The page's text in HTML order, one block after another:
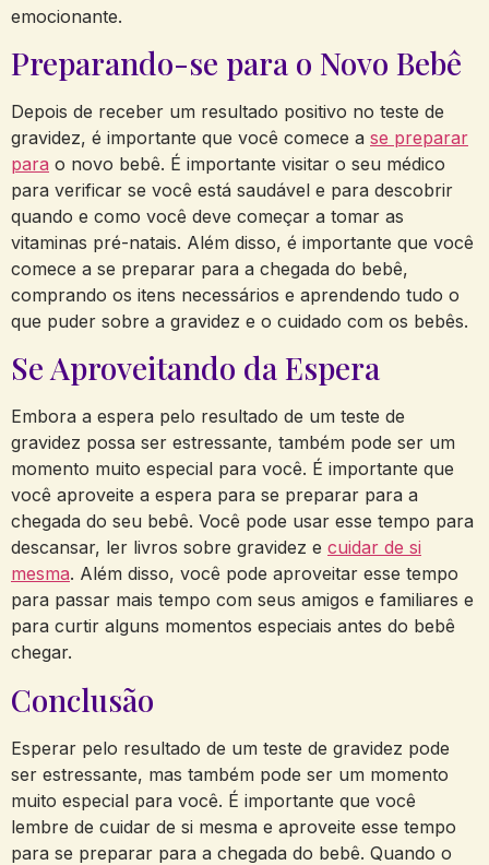
emocionante.
Preparando-se para o Novo Bebê
Depois de receber um resultado positivo no teste de
gravidez, é importante que você comece a se preparar
para o novo bebê. É importante visitar o seu médico
para verificar se você está saudável e para descobrir
quando e como você deve começar a tomar as
vitaminas pré-natais. Além disso, é importante que você
comece a se preparar para a chegada do bebê,
comprando os itens necessários e aprendendo tudo o
que puder sobre a gravidez e o cuidado com os bebês.
Se Aproveitando da Espera
Embora a espera pelo resultado de um teste de
gravidez possa ser estressante, também pode ser um
momento muito especial para você. É importante que
você aproveite a espera para se preparar para a
chegada do seu bebê. Você pode usar esse tempo para
descansar, ler livros sobre gravidez e cuidar de si
mesma. Além disso, você pode aproveitar esse tempo
para passar mais tempo com seus amigos e familiares e
para curtir alguns momentos especiais antes do bebê
chegar.
Conclusão
Esperar pelo resultado de um teste de gravidez pode
ser estressante, mas também pode ser um momento
muito especial para você. É importante que você
lembre de cuidar de si mesma e aproveite esse tempo
para se preparar para a chegada do bebê. Quando o